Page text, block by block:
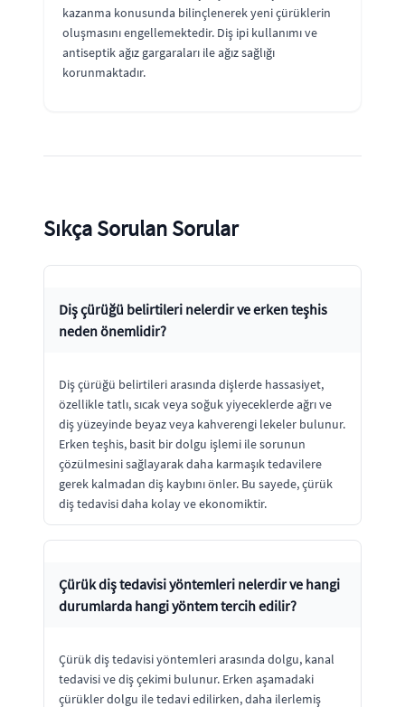
kazanma konusunda bilinçlenerek yeni çürüklerin
oluşmasını engellemektedir. Diş ipi kullanımı ve
antiseptik ağız gargaraları ile ağız sağlığı
korunmaktadır.
Sıkça Sorulan Sorular
Diş çürüğü belirtileri nelerdir ve erken teşhis
neden önemlidir?
Diş çürüğü belirtileri arasında dişlerde hassasiyet,
özellikle tatlı, sıcak veya soğuk yiyeceklerde ağrı ve
diş yüzeyinde beyaz veya kahverengi lekeler bulunur.
Erken teşhis, basit bir dolgu işlemi ile sorunun
çözülmesini sağlayarak daha karmaşık tedavilere
gerek kalmadan diş kaybını önler. Bu sayede, çürük
diş tedavisi daha kolay ve ekonomiktir.
Çürük diş tedavisi yöntemleri nelerdir ve hangi
durumlarda hangi yöntem tercih edilir?
Çürük diş tedavisi yöntemleri arasında dolgu, kanal
tedavisi ve diş çekimi bulunur. Erken aşamadaki
çürükler dolgu ile tedavi edilirken, daha ilerlemiş